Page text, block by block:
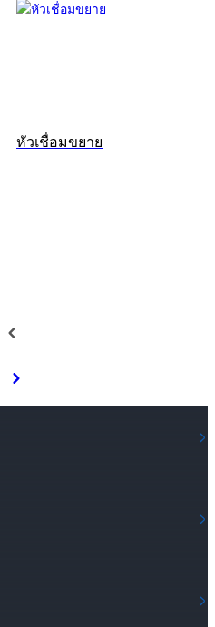
หัวเชื่อมขยาย